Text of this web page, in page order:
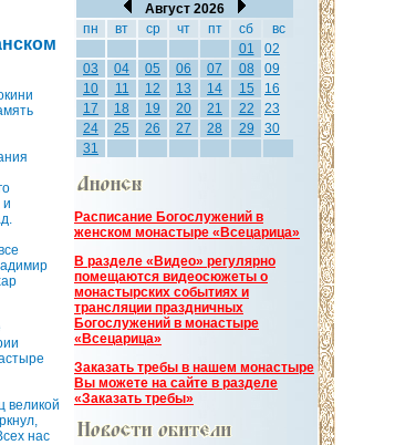
и
великой
нас
Август 2026
пн
вт ср чт пт сб
вс
01
02
03
04 05 06 07 08
09
10
11 12 13 14 15
16
17
18 19 20 21 22
23
24
25 26 27 28 29
30
31
Расписание Богослужений в
женском монастыре «Всецарица»
В разделе «Видео» регулярно
помещаются видеосюжеты о
монастырских событиях и
трансляции праздничных
Богослужений в монастыре
«Всецарица»
Заказать требы в нашем монастыре
Вы можете на сайте в разделе
«Заказать требы»